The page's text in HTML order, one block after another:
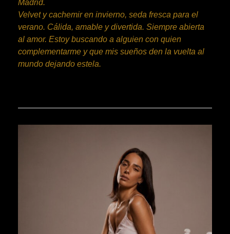
Madrid.
Velvet y cachemir en invierno, seda fresca para el
verano. Cálida, amable y divertida. Siempre abierta
al amor. Estoy buscando a alguien con quien
complementarme y que mis sueños den la vuelta al
mundo dejando estela.